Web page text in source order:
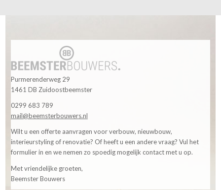
Purmerenderweg 29
1461 DB Zuidoostbeemster
0299 683 789
mail@beemsterbouwers.nl
Wilt u een offerte aanvragen voor verbouw, nieuwbouw,
interieurstyling of renovatie? Of heeft u een andere vraag? Vul het
formulier in en we nemen zo spoedig mogelijk contact met u op.
Met vriendelijke groeten,
Beemster Bouwers